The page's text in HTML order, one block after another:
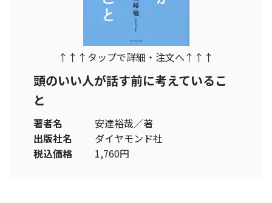
↑↑↑タップで詳細・注文へ↑↑↑
頭のいい人が話す前に考えているこ
と
著者名
安達裕哉／著
出版社名
ダイヤモンド社
税込価格
1,760円